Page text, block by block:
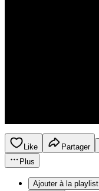
Like Partager
Plus
Ajouter à la playlist